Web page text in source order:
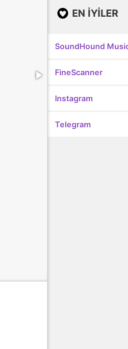
EN IYILER
SoundHound
FineScanner
Instagram
Telegram